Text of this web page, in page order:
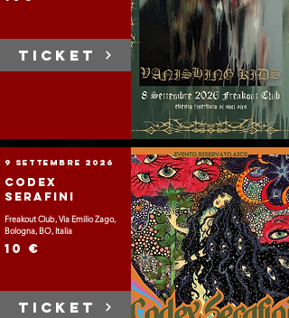
TICKET
9 settembre 2026
Codex
Serafini
Freakout Club, Via Emilio Zago,
Bologna, BO, Italia
10 €
TICKET